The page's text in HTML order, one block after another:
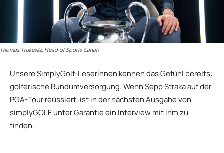
Thomas Trukesitz, Head of Sports Canal+
Unsere SimplyGolf-LeserInnen kennen das Gefühl bereits:
golferische Rundumversorgung. Wenn Sepp Straka auf der
PGA-Tour reüssiert, ist in der nächsten Ausgabe von
simplyGOLF unter Garantie ein Interview mit ihm zu
finden.